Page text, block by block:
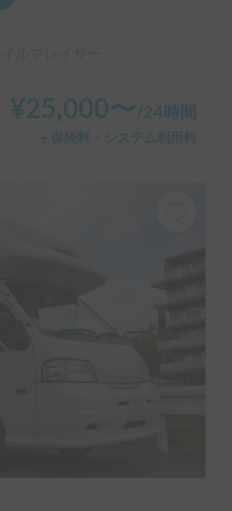
¥25,000〜/24時間
＋保険料・システム利用料